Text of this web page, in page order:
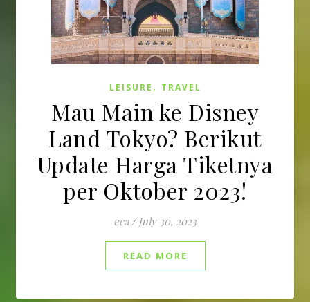
LEISURE , TRAVEL
Mau Main ke Disney
Land Tokyo? Berikut
Update Harga Tiketnya
per Oktober 2023!
eca / July 30, 2023
READ MORE